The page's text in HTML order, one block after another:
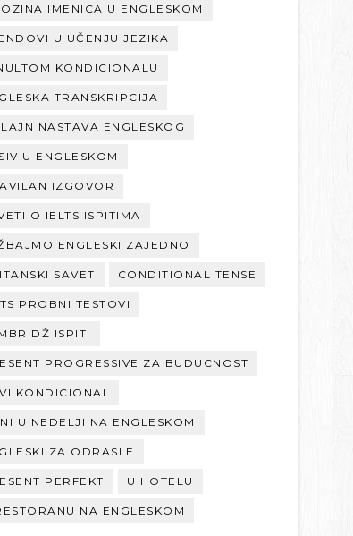
IMENICA U ENGLESKOM
U UČENJU JEZIKA
KONDICIONALU
TRANSKRIPCIJA
NASTAVA ENGLESKOG
U ENGLESKOM
IZGOVOR
O IELTS ISPITIMA
ENGLESKI ZAJEDNO
SAVET CONDITIONAL TENSE
PROBNI TESTOVI
ISPITI
PROGRESSIVE ZA BUDUCNOST
KONDICIONAL
U NEDELJI NA ENGLESKOM
ZA ODRASLE
PERFEKT U HOTELU
NA ENGLESKOM